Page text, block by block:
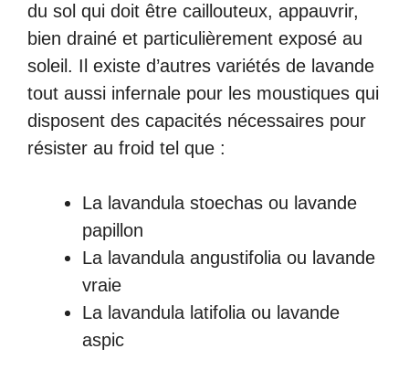
du sol qui doit être caillouteux, appauvrir,
bien drainé et particulièrement exposé au
soleil. Il existe d’autres variétés de lavande
tout aussi infernale pour les moustiques qui
disposent des capacités nécessaires pour
résister au froid tel que :
La lavandula stoechas ou lavande
papillon
La lavandula angustifolia ou lavande
vraie
La lavandula latifolia ou lavande
aspic